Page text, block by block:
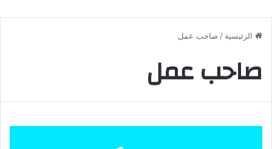
الرئيسية / صاحب عمل
صاحب عمل